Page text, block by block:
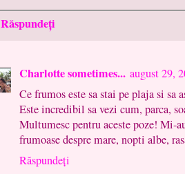
Răspundeți
Charlotte sometimes... august 29,
Ce frumos este sa stai pe plaja si sa
Este incredibil sa vezi cum, parca,
Multumesc pentru aceste poze!
frumoase despre mare, nopti albe,
Răspundeți